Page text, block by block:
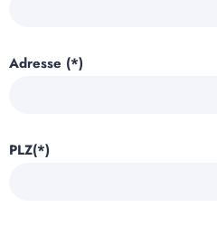
Adresse (*)
PLZ(*)